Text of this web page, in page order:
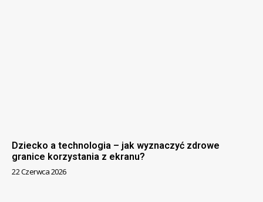
Dziecko a technologia – jak wyznaczyć zdrowe
granice korzystania z ekranu?
22 Czerwca 2026